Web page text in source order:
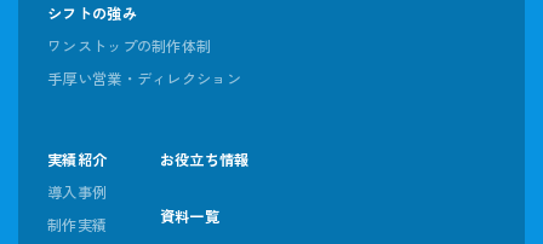
シフトの強み
ワンストップの制作体制
手厚い営業・ディレクション
実績紹介
導入事例
制作実績
お役立ち情報
資料一覧